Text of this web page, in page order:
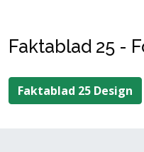
Faktablad 25 -
Faktablad 25 Design